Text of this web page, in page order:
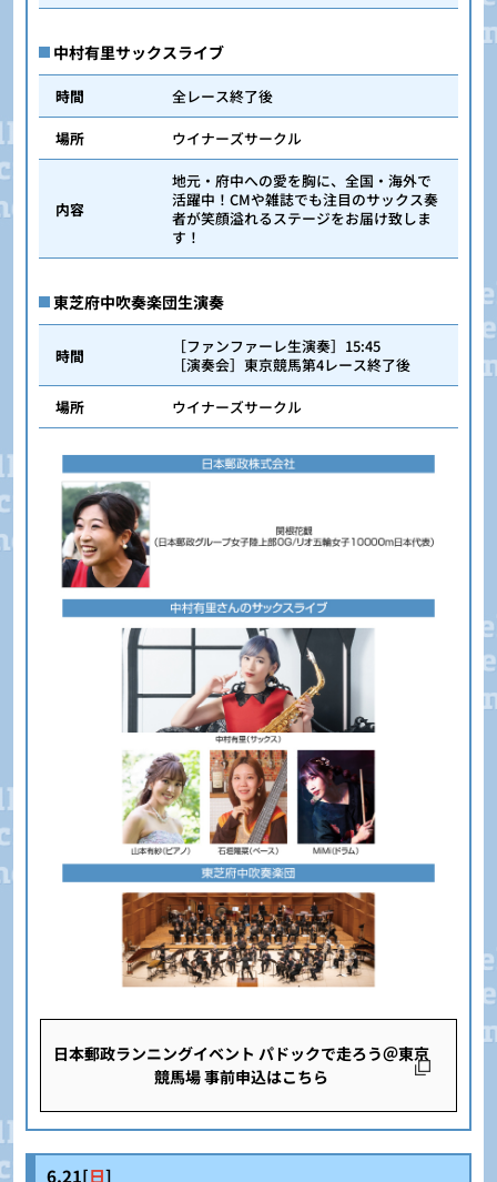
中村有里サックスライブ
時間
全レース終了後
場所
ウイナーズサークル
内容
地元・府中への愛を胸に、全国・海外で
活躍中！CMや雑誌でも注目のサックス奏
者が笑顔溢れるステージをお届け致しま
す！
東芝府中吹奏楽団生演奏
時間
［ファンファーレ生演奏］15:45
［演奏会］東京競馬第4レース終了後
場所
ウイナーズサークル
日本郵政ランニングイベント パドックで走ろう＠東京
競馬場 事前申込はこちら
6.21[日]